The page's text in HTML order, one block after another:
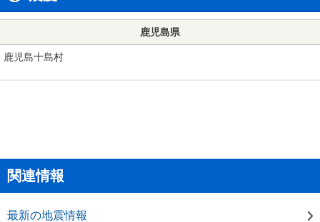
鹿児島県
鹿児島十島村
関連情報
最新の地震情報